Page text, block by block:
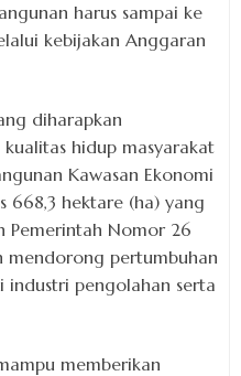
harus sampai ke
kebijakan Anggaran
diharapkan
hidup masyarakat
Kawasan Ekonomi
668,3 hektare (ha) yang
Pemerintah Nomor 26
pertumbuhan
industri pengolahan serta
memberikan